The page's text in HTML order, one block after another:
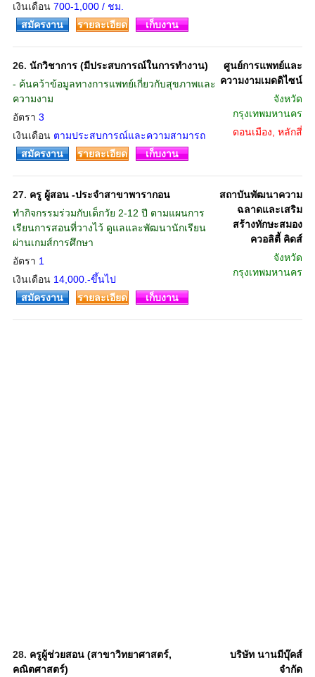
เงินเดือน 700-1,000 / ชม.
สมัครงาน รายละเอียด เก็บงาน
26. นักวิชาการ (มีประสบการณ์ในการทำงาน)
- ค้นคว้าข้อมูลทางการแพทย์เกี่ยวกับสุขภาพและ
ความงาม
อัตรา 3
เงินเดือน ตามประสบการณ์และความสามารถ
ศูนย์การแพทย์และ
ความงามเมดดิไซน์
จังหวัด
กรุงเทพมหานคร
ดอนเมือง, หลักสี่
สมัครงาน
รายละเอียด เก็บงาน
27. ครู ผู้สอน -ประจำสาขาพารากอน
ทำกิจกรรมร่วมกับเด็กวัย 2-12 ปี ตามแผนการ
เรียนการสอนที่วางไว้ ดูแลและพัฒนานักเรียน
ผ่านเกมส์การศึกษา
อัตรา 1
เงินเดือน 14,000.-ขึ้นไป
สถาบันพัฒนาความ
ฉลาดและเสริม
สร้างทักษะสมอง
ควอลิตี้ คิดส์
จังหวัด
กรุงเทพมหานคร
สมัครงาน รายละเอียด เก็บงาน
28. ครูผู้ช่วยสอน (สาขาวิทยาศาสตร์,
คณิตศาสตร์)
บริษัท นานมีบุ๊คส์
จำกัด